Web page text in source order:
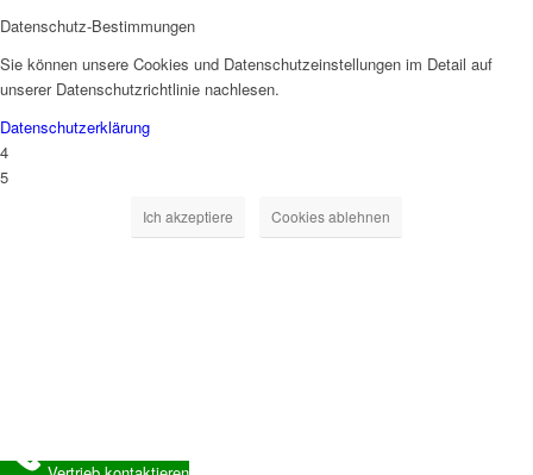
Datenschutz-Bestimmungen
Sie können unsere Cookies und Datenschutzeinstellungen im Detail auf
unserer Datenschutzrichtlinie nachlesen.
Datenschutzerklärung
4
5
Ich akzeptiere Cookies ablehnen